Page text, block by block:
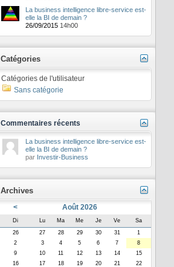
La business intelligence libre-service est-
elle la BI de demain ?
26/09/2015 14h00
Catégories
Catégories de l'utilisateur
Sans catégorie
Commentaires récents
La business intelligence libre-service est-
elle la BI de demain ?
par Investir-Business
Archives
< Août 2026
Di Lu Ma Me Je Ve
Sa
26
27 28 29 30 31
1
2
3 4 5 6 7
8
9
10 11 12 13 14
15
16
17 18 19 20 21
22